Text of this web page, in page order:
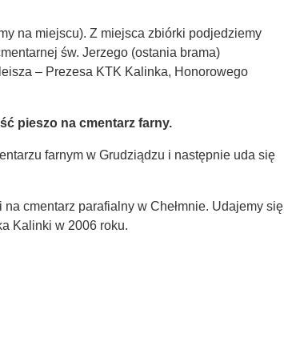
na miejscu). Z miejsca zbiórki podjedziemy
św. Jerzego (ostania brama)
– Prezesa KTK Kalinka, Honorowego
pieszo na cmentarz farny.
farnym w Grudziądzu i następnie uda się
cmentarz parafialny w Chełmnie. Udajemy się
Kalinki w 2006 roku.